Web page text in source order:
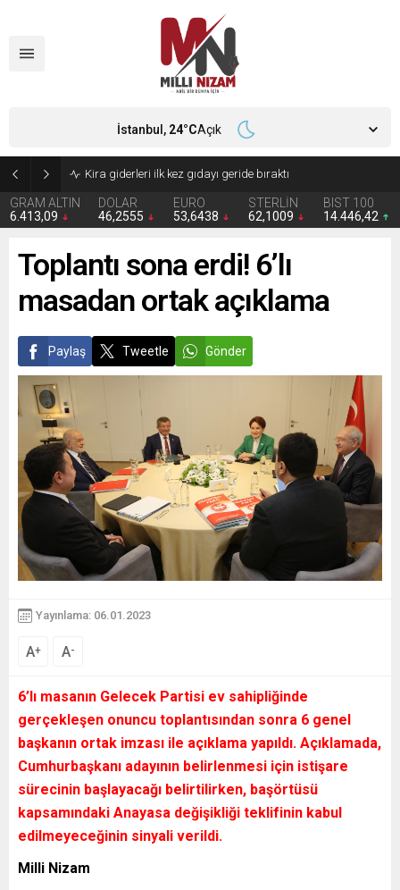
Kira giderleri ilk kez gıdayı geride bıraktı
GRAM ALTIN
6.413,09
DOLAR
46,2555
EURO
53,6438
STERLİN
62,1009
BIST 100
14.446,42
İstanbul, 24°CAçık
Toplantı sona erdi! 6’lı
masadan ortak açıklama
Paylaş Tweetle Gönder
Yayınlama: 06.01.2023
A+ A-
6’lı masanın Gelecek Partisi ev sahipliğinde
gerçekleşen onuncu toplantısından sonra 6 genel
başkanın ortak imzası ile açıklama yapıldı. Açıklamada,
Cumhurbaşkanı adayının belirlenmesi için istişare
sürecinin başlayacağı belirtilirken, başörtüsü
kapsamındaki Anayasa değişikliği teklifinin kabul
edilmeyeceğinin sinyali verildi.
Milli Nizam